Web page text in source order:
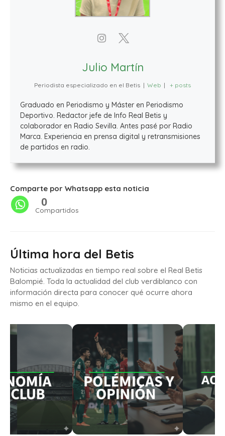
Julio Martín
Periodista especializado en el Betis | Web | + posts
Graduado en Periodismo y Máster en Periodismo
Deportivo. Redactor jefe de Info Real Betis y
colaborador en Radio Sevilla. Antes pasé por Radio
Marca. Experiencia en prensa digital y retransmisiones
de partidos en radio.
Comparte por Whatsapp esta noticia
0
Compartidos
Última hora del Betis
Noticias actualizadas en tiempo real sobre el Real Betis
Balompié. Toda la actualidad del club verdiblanco con
información directa para conocer qué ocurre ahora
mismo en el equipo.